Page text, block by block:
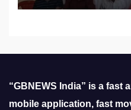
“GBNEWS India” is a fast
mobile application, fast